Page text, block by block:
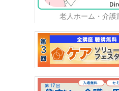
老人ホーム・介護